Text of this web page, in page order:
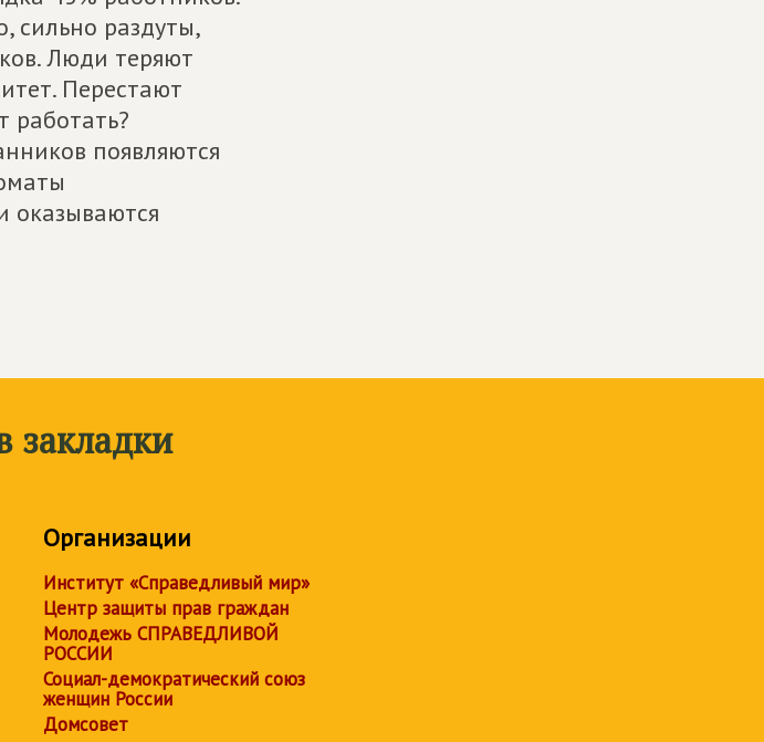
сильно раздуты,
Люди теряют
Перестают
работать?
появляются
оказываются
закладки
Организации
Институт «Справедливый мир»
Центр защиты прав граждан
Молодежь СПРАВЕДЛИВОЙ
РОССИИ
Социал-демократический союз
женщин России
Домсовет